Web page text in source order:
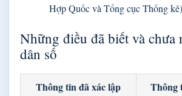
Hợp Quốc và Tổng cục Thống kê)
Những điều đã biết và chưa
dân số
Thông tin đã xác lập Thông